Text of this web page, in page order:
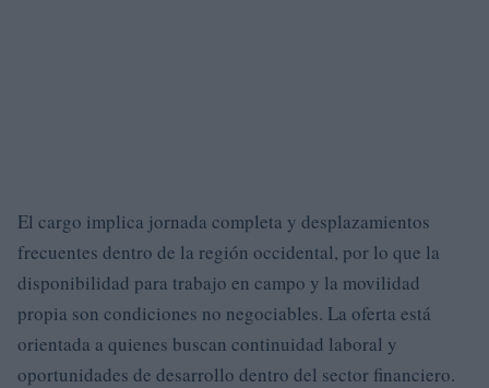
El cargo implica jornada completa y desplazamientos
frecuentes dentro de la región occidental, por lo que la
disponibilidad para trabajo en campo y la movilidad
propia son condiciones no negociables. La oferta está
orientada a quienes buscan continuidad laboral y
oportunidades de desarrollo dentro del sector financiero.